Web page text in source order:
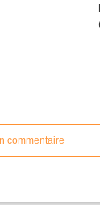
commentaire